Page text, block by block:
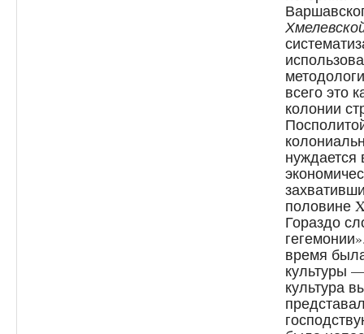
всего это
колонии
нуждается
половине
Гораздо
время
культуры
культура